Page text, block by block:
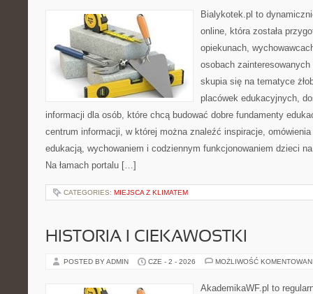
Bialykotek.pl to
online, która została
opiekunach,
osobach
skupia się na tematyce
placówek edukacyjnych,
informacji dla osób, które chcą budować dobre fundamenty
centrum informacji, w której można znaleźć inspiracje,
edukacją, wychowaniem i codziennym funkcjonowaniem dzieci
Na łamach portalu […]
CATEGORIES: MIEJSCA Z KLIMATEM
HISTORIA I CIEKAWOSTKI
POSTED BY ADMIN CZE - 2 - 2026 MOŻLIWOŚĆ
AkademikaWF.pl to